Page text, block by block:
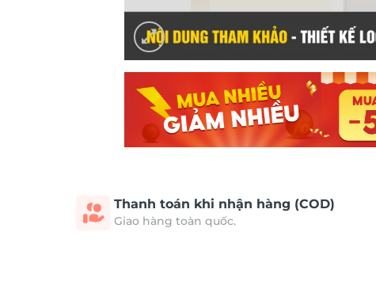
Thanh toán khi nhận hàng (COD)
Giao hàng toàn quốc.